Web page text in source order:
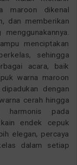
maroon dikenal
dan memberikan
menciptakan
sehingga
acara, baik
warna maroon
dengan
cerah hingga
harmonis pada
kain endek cepuk
elegan, percaya
dalam setiap